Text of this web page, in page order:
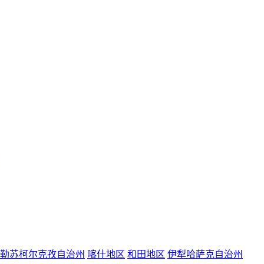
苏柯尔克孜自治州 喀什地区 和田地区 伊犁哈萨克自治州